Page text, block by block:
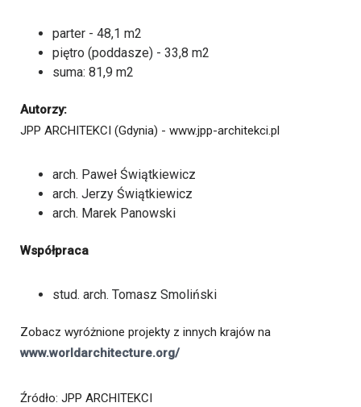
parter - 48,1 m2
piętro (poddasze) - 33,8 m2
suma: 81,9 m2
Autorzy:
JPP ARCHITEKCI (Gdynia) - www.jpp-architekci.pl
arch. Paweł Świątkiewicz
arch. Jerzy Świątkiewicz
arch. Marek Panowski
Współpraca
stud. arch. Tomasz Smoliński
Zobacz wyróżnione projekty z innych krajów na
www.worldarchitecture.org/
Źródło: JPP ARCHITEKCI